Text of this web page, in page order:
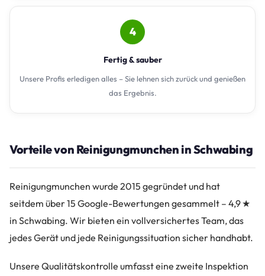
4
Fertig & sauber
Unsere Profis erledigen alles – Sie lehnen sich zurück und genießen
das Ergebnis.
Vorteile von Reinigungmunchen in Schwabing
Reinigungmunchen wurde 2015 gegründet und hat
seitdem über 15 Google-Bewertungen gesammelt – 4,9 ★
in Schwabing. Wir bieten ein vollversichertes Team, das
jedes Gerät und jede Reinigungssituation sicher handhabt.
Unsere Qualitätskontrolle umfasst eine zweite Inspektion